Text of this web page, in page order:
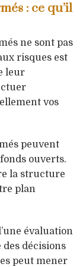
: ce qu’il
ne sont pas
risques est
leur
vos
peuvent
ouverts.
la structure
plan
évaluation
décisions
peut mener